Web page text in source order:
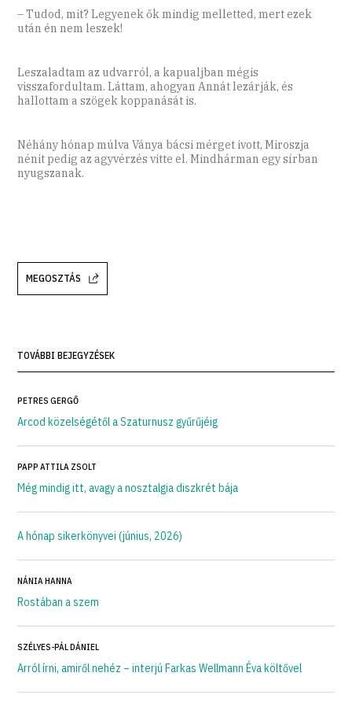
– Tudod, mit? Legyenek ők mindig melletted, mert ezek
után én nem leszek!
Leszaladtam az udvarról, a kapualjban mégis
visszafordultam. Láttam, ahogyan Annát lezárják, és
hallottam a szögek koppanását is.
Néhány hónap múlva Ványa bácsi mérget ivott, Miroszja
nénit pedig az agyvérzés vitte el. Mindhárman egy sírban
nyugszanak.
MEGOSZTÁS
TOVÁBBI BEJEGYZÉSEK
PETRES GERGŐ
Arcod közelségétől a Szaturnusz gyűrűjéig
PAPP ATTILA ZSOLT
Még mindig itt, avagy a nosztalgia diszkrét bája
A hónap sikerkönyvei (június, 2026)
NÁNIA HANNA
Rostában a szem
SZÉLYES-PÁL DÁNIEL
Arról írni, amiről nehéz – interjú Farkas Wellmann Éva költővel